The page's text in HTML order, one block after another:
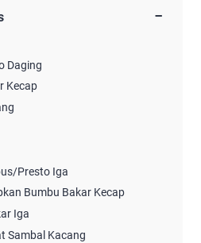
−
Daging
Kecap
Presto Iga
Bumbu Bakar Kecap
Iga
Sambal Kacang